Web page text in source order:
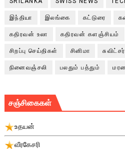
இந்தியா இலங்கை கட்டுரை
கதிரவன் உலா கதிரவன் களஞ்சியம்
சிறப்பு செய்திகள் சினிமா
நினைவஞ்சலி பலதும் பத்தும்
சஞ்சிகைகள்
உதயன்
வீரகேசரி